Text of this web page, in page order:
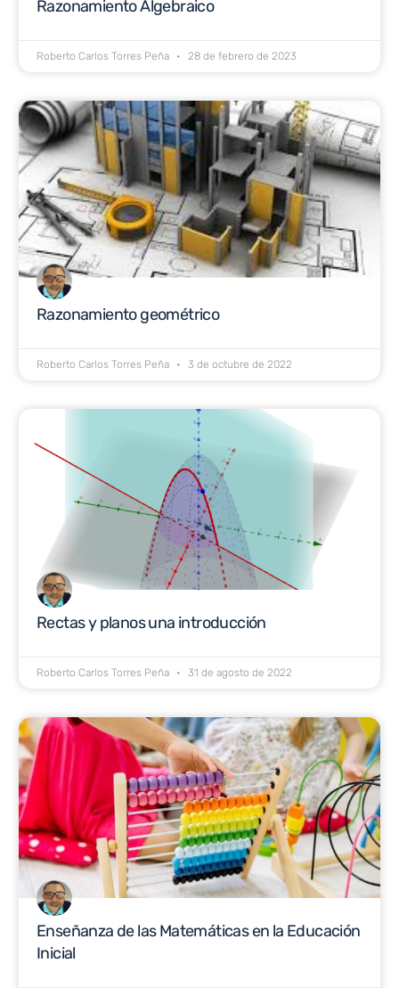
Razonamiento Algebraico
Roberto Carlos Torres Peña 28 de febrero de 2023
Razonamiento geométrico
Roberto Carlos Torres Peña 3 de octubre de 2022
Rectas y planos una introducción
Roberto Carlos Torres Peña 31 de agosto de 2022
Enseñanza de las Matemáticas en la Educación
Inicial